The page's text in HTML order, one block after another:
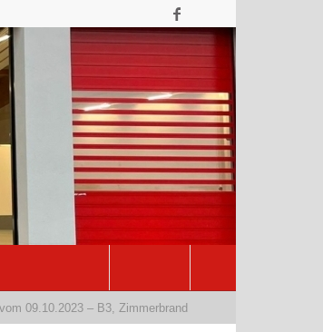
09.10.2023 – B3, Zimmerbrand